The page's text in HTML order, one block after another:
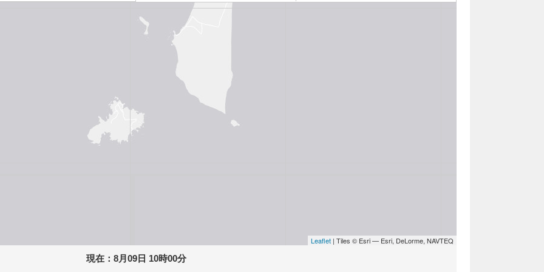
Leaflet | Tiles © Esri — Esri, DeLorme, NAVTEQ
現在： 8月09日 10時00分